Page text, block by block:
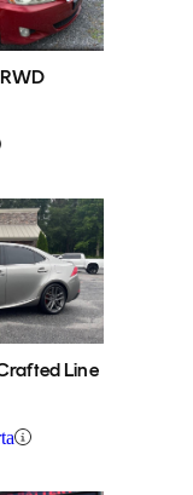
Line